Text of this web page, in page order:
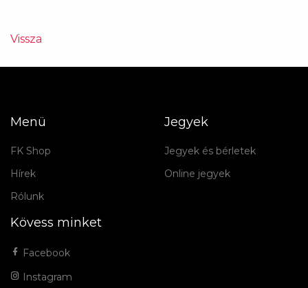
Vissza
Menü
FK Shop
Hírek
Rólunk
Jegyek
Jegyek és bérletek
Online jegyek
Kövess minket
Facebook
Instagram